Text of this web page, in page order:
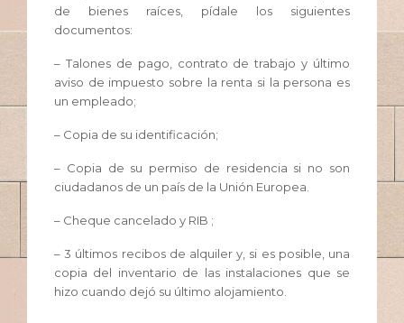
de bienes raíces, pídale los siguientes
documentos:
– Talones de pago, contrato de trabajo y último
aviso de impuesto sobre la renta si la persona es
un empleado;
– Copia de su identificación;
– Copia de su permiso de residencia si no son
ciudadanos de un país de la Unión Europea.
– Cheque cancelado y RIB ;
– 3 últimos recibos de alquiler y, si es posible, una
copia del inventario de las instalaciones que se
hizo cuando dejó su último alojamiento.